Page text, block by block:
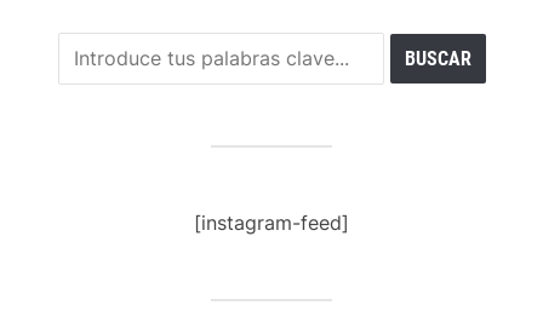
[instagram-feed]